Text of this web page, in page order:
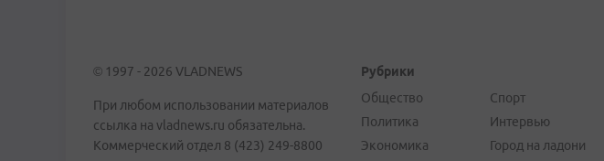
© 1997 - 2026 VLADNEWS
При любом использовании материалов
ссылка на vladnews.ru обязательна.
Коммерческий отдел 8 (423) 249-8800
Рубрики
Общество
Политика
Экономика
Спорт
Интервью
Город на ладони